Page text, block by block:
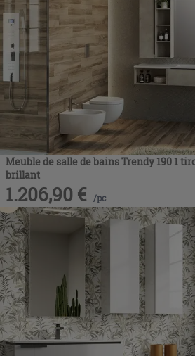
Meuble de salle de bains Trendy 190 1
brillant
1.206,90 € /pc